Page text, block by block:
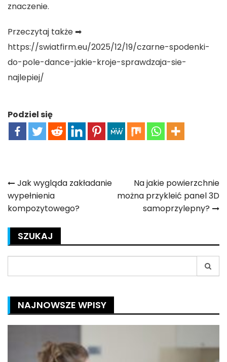
znaczenie.
Przeczytaj także ➡
https://swiatfirm.eu/2025/12/19/czarne-spodenki-
do-pole-dance-jakie-kroje-sprawdzaja-sie-
najlepiej/
Podziel się
Nawigacja
wpisu
Jak wygląda zakładanie
wypełnienia
kompozytowego?
Na jakie powierzchnie
można przykleić panel 3D
samoprzylepny?
SZUKAJ
for:
NAJNOWSZE WPISY